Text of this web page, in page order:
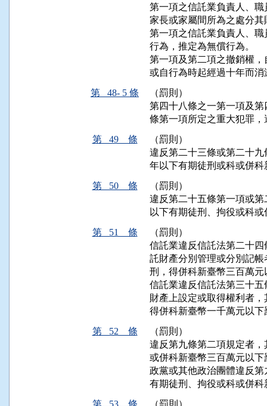
第一項之信託業負責人、
家長或家屬間所為之處分
第一項之信託業負責人、
行為，推定為無償行為。
第一項及第二項之撤銷權
或自行為時起經過十年而消
第 48- 5 條
（罰則）
第四十八條之一第一項及
條第一項所定之重大犯罪
第 49 條
（罰則）
違反第二十三條或第二十
年以下有期徒刑或科或併
第 50 條
（罰則）
違反第二十五條第一項或
以下有期徒刑、拘役或科
第 51 條
（罰則）
信託業違反信託法第二十
託財產分別管理或分別記
刑，得併科新臺幣三百萬元
信託業違反信託法第三十
財產上設定或取得權利者
得併科新臺幣一千萬元以下
第 52 條
（罰則）
違反第九條第二項規定者
或併科新臺幣三百萬元以下
政黨或其他政治團體違反
有期徒刑、拘役或科或併
第 53 條
（罰則）